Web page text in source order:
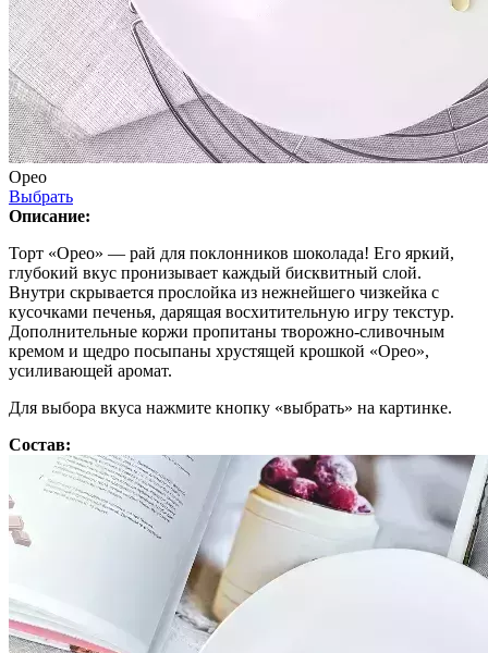
Орео
Выбрать
Описание:
Торт «Орео» — рай для поклонников шоколада! Его яркий,
глубокий вкус пронизывает каждый бисквитный слой.
Внутри скрывается прослойка из нежнейшего чизкейка с
кусочками печенья, дарящая восхитительную игру текстур.
Дополнительные коржи пропитаны творожно-сливочным
кремом и щедро посыпаны хрустящей крошкой «Орео»,
усиливающей аромат.
Для выбора вкуса нажмите кнопку «выбрать» на картинке.
Состав: